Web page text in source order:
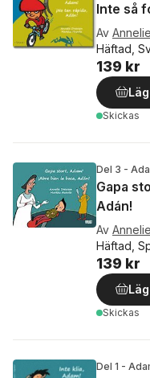
Inte så
Av
Häftad,
139 kr
Skickas
Del 3 -
Gapa
Adán!
Av
Häftad,
139 kr
Skickas
Del 1 -